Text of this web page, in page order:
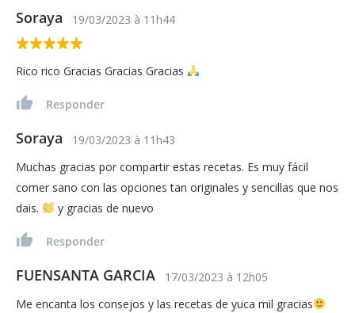
Soraya 19/03/2023 à 11h44
Rico rico Gracias Gracias Gracias
Responder
Soraya 19/03/2023 à 11h43
Muchas gracias por compartir estas recetas. Es muy fácil
comer sano con las opciones tan originales y sencillas que nos
dais.
y gracias de nuevo
Responder
FUENSANTA GARCIA 17/03/2023 à 12h05
Me encanta los consejos y las recetas de yuca mil gracias